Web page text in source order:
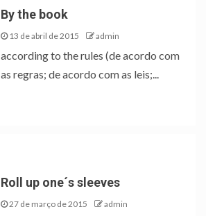
By the book
13 de abril de 2015 admin
according to the rules (de acordo com
as regras; de acordo com as leis;...
Roll up one´s sleeves
27 de março de 2015 admin